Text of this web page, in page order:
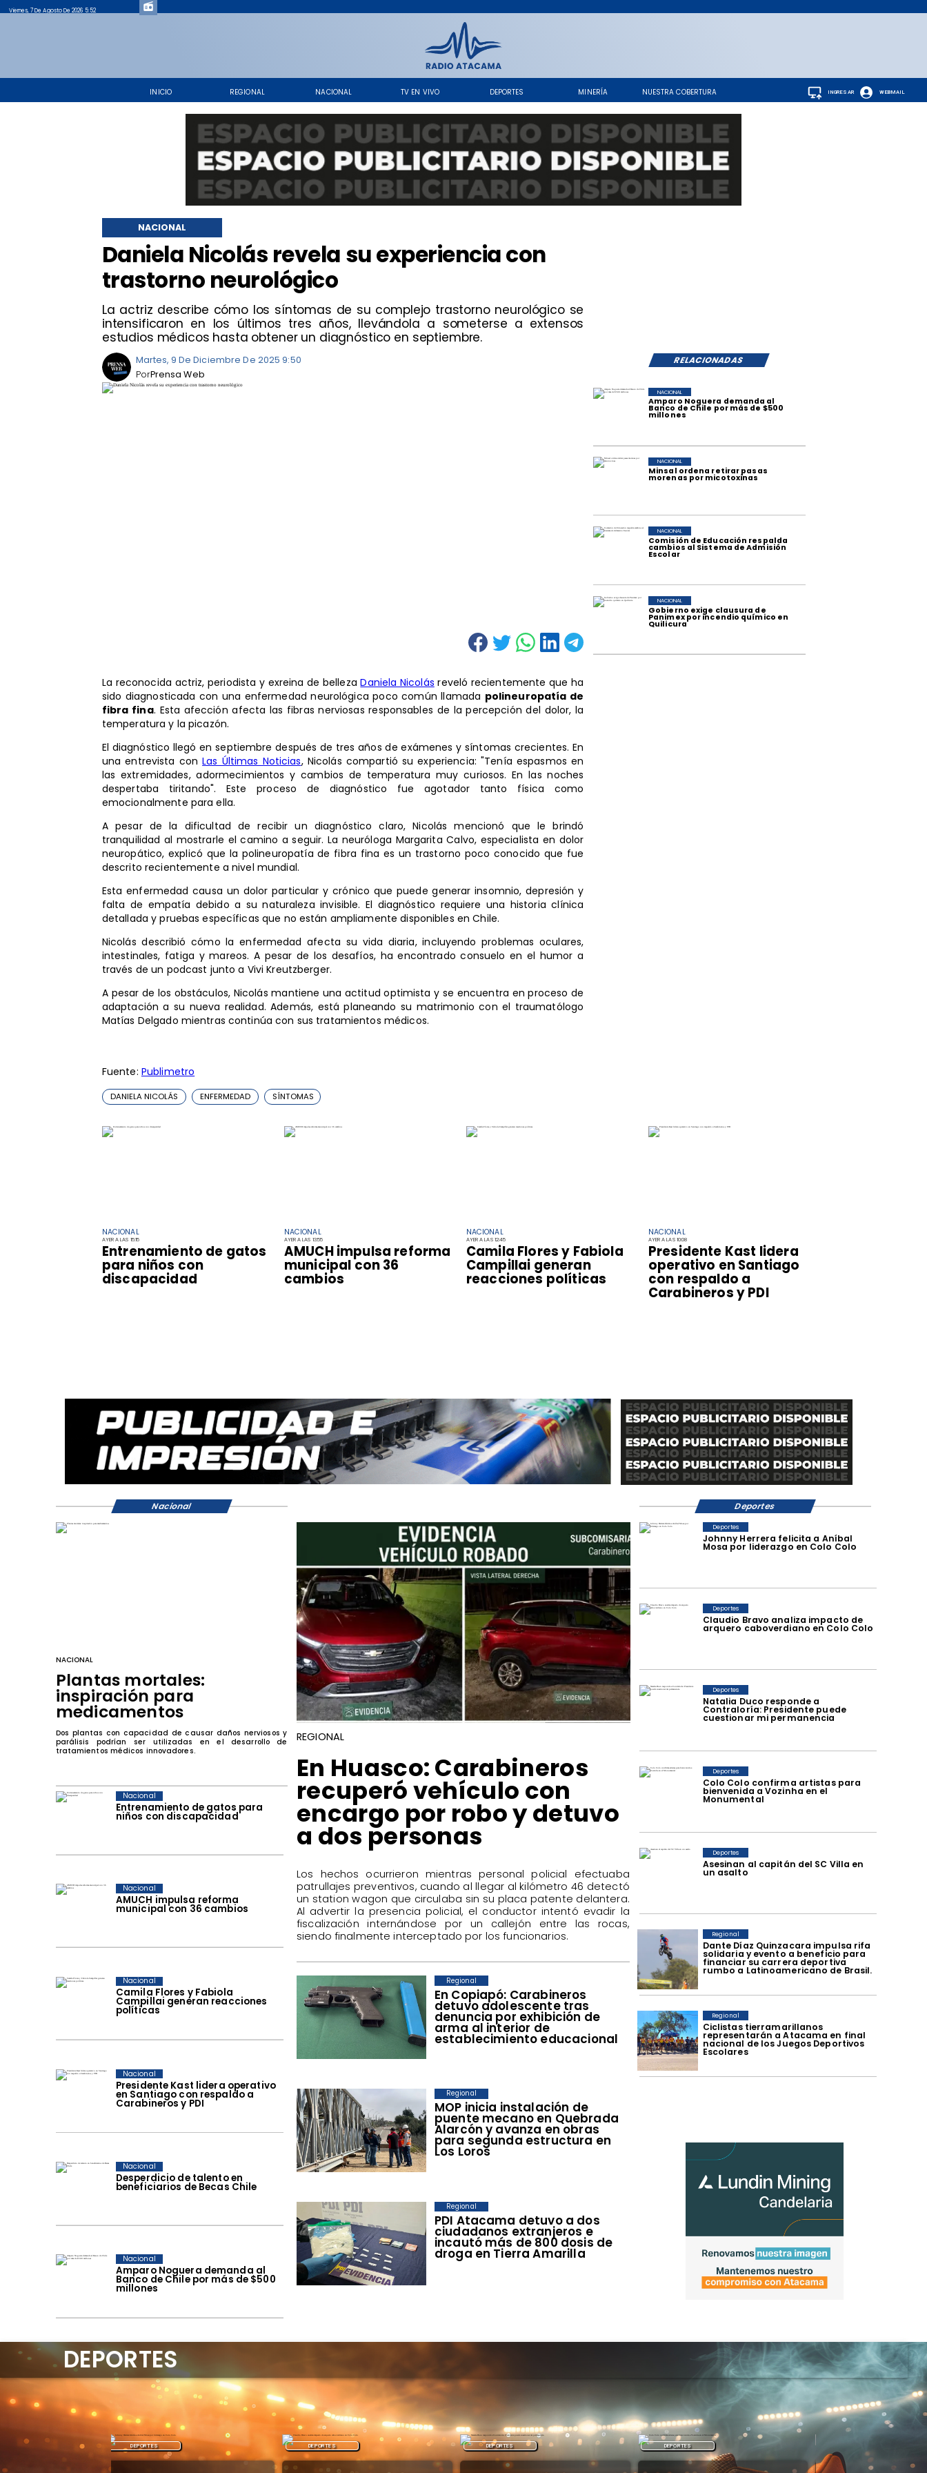
INICIO REGIONAL NACIONAL TV EN VIVO DEPORTES MINERÍA NUESTRA COBERTURA
Viernes, 7 De Agosto De 2026 5:52
WEBMAIL
INGRESAR
Daniela Nicolás revela su experiencia con
trastorno neurológico
La actriz describe cómo los síntomas de su complejo trastorno neurológico se
intensificaron en los últimos tres años, llevándola a someterse a extensos
estudios médicos hasta obtener un diagnóstico en septiembre.
NACIONAL
RELACIONADAS
Martes, 9 De Diciembre De 2025 9:50
Prensa Web
Por
NACIONAL
AYER A LAS 15:15
Entrenamiento de gatos
para niños con
discapacidad
NACIONAL
AYER A LAS 13:55
AMUCH impulsa reforma
municipal con 36
cambios
NACIONAL
AYER A LAS 12:45
Camila Flores y Fabiola
Campillai generan
reacciones políticas
NACIONAL
AYER A LAS 10:08
Presidente Kast lidera
operativo en Santiago
con respaldo a
Carabineros y PDI
Amparo Noguera demanda al
Banco de Chile por más de $500
millones
NACIONAL
Minsal ordena retirar pasas
morenas por micotoxinas
NACIONAL
Comisión de Educación respalda
cambios al Sistema de Admisión
Escolar
NACIONAL
Gobierno exige clausura de
Panimex por incendio químico en
Quilicura
NACIONAL
La reconocida actriz, periodista y exreina de bellezaDaniela Nicolás reveló recientemente que ha
sido diagnosticada con una enfermedad neurológica poco común llamada polineuropatía de
fibra fina. Esta afección afecta las fibras nerviosas responsables de la percepción del dolor, la
temperatura y la picazón.
El diagnóstico llegó en septiembre después de tres años de exámenes y síntomas crecientes. En
una entrevista conLas Últimas Noticias, Nicolás compartió su experiencia: "Tenía espasmos en
las extremidades, adormecimientos y cambios de temperatura muy curiosos. En las noches
despertaba tiritando". Este proceso de diagnóstico fue agotador tanto física como
emocionalmente para ella.
A pesar de la dificultad de recibir un diagnóstico claro, Nicolás mencionó que le brindó
tranquilidad al mostrarle el camino a seguir. La neuróloga Margarita Calvo, especialista en dolor
neuropático, explicó que la polineuropatía de fibra fina es un trastorno poco conocido que fue
descrito recientemente a nivel mundial.
Esta enfermedad causa un dolor particular y crónico que puede generar insomnio, depresión y
falta de empatía debido a su naturaleza invisible. El diagnóstico requiere una historia clínica
detallada y pruebas específicas que no están ampliamente disponibles en Chile.
Nicolás describió cómo la enfermedad afecta su vida diaria, incluyendo problemas oculares,
intestinales, fatiga y mareos. A pesar de los desafíos, ha encontrado consuelo en el humor a
través de un podcast junto a Vivi Kreutzberger.
A pesar de los obstáculos, Nicolás mantiene una actitud optimista y se encuentra en proceso de
adaptación a su nueva realidad. Además, está planeando su matrimonio con el traumatólogo
Matías Delgado mientras continúa con sus tratamientos médicos.
Fuente: Publimetro
DANIELA NICOLÁS ENFERMEDAD SÍNTOMAS
Johnny Herrera felicita a Aníbal
Mosa por liderazgo en Colo Colo
Deportes
Claudio Bravo analiza impacto de
arquero caboverdiano en Colo Colo
Deportes
Natalia Duco responde a
Contraloría: Presidente puede
cuestionar mi permanencia
Deportes
Colo Colo confirma artistas para
bienvenida a Vozinha en el
Monumental
Deportes
Asesinan al capitán del SC Villa en
un asalto
Deportes
Dante Díaz Quinzacara impulsa rifa
solidaria y evento a beneficio para
financiar su carrera deportiva
rumbo a Latinoamericano de Brasil.
Regional
​Ciclistas tierramarillanos
representarán a Atacama en final
nacional de los Juegos Deportivos
Escolares
Regional
Entrenamiento de gatos para
niños con discapacidad
Nacional
AMUCH impulsa reforma
municipal con 36 cambios
Nacional
Camila Flores y Fabiola
Campillai generan reacciones
políticas
Nacional
Presidente Kast lidera operativo
en Santiago con respaldo a
Carabineros y PDI
Nacional
Desperdicio de talento en
beneficiarios de Becas Chile
Nacional
Amparo Noguera demanda al
Banco de Chile por más de $500
millones
Nacional
​En Copiapó: Carabineros
detuvo adolescente tras
denuncia por exhibición de
arma al interior de
establecimiento educacional
Regional
​MOP inicia instalación de
puente mecano en Quebrada
Alarcón y avanza en obras
para segunda estructura en
Los Loros
Regional
​PDI Atacama detuvo a dos
ciudadanos extranjeros e
incautó más de 800 dosis de
droga en Tierra Amarilla
Regional
NACIONAL
Plantas mortales:
inspiración para
medicamentos
Dos plantas con capacidad de causar daños nerviosos y
parálisis podrían ser utilizadas en el desarrollo de
tratamientos médicos innovadores.
REGIONAL
​En Huasco: Carabineros
recuperó vehículo con
encargo por robo y detuvo
a dos personas
​Los hechos ocurrieron mientras personal policial efectuaba
patrullajes preventivos, cuando al llegar al kilómetro 46 detectó
un station wagon que circulaba sin su placa patente delantera.
Al advertir la presencia policial, el conductor intentó evadir la
fiscalización internándose por un callejón entre las rocas,
siendo finalmente interceptado por los funcionarios.
Nacional Deportes
DEPORTES DEPORTES DEPORTES DEPORTES
DEPORTES